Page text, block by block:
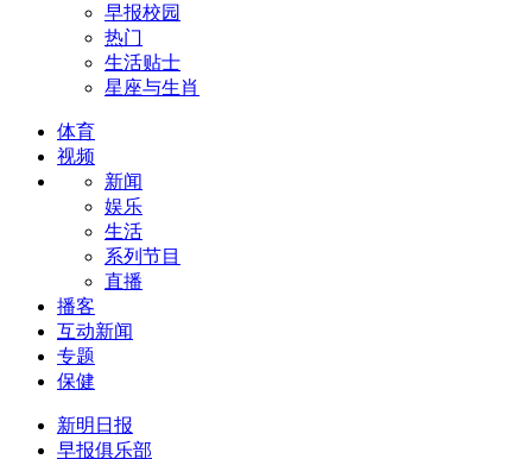
早报校园
热门
生活贴士
星座与生肖
体育
视频
新闻
娱乐
生活
系列节目
直播
播客
互动新闻
专题
保健
新明日报
早报俱乐部